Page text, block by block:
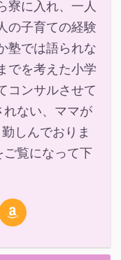
寮に入れ、一人
の子育ての経験
塾では語られな
でを考えた小学
コンサルさせて
ない、ママが
しんでおりま
覧になって下